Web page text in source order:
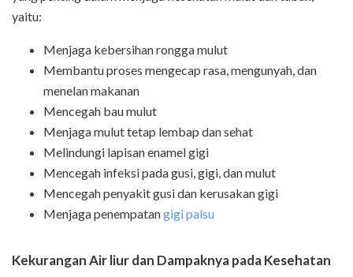
yaitu:
Menjaga kebersihan rongga mulut
Membantu proses mengecap rasa, mengunyah, dan
menelan makanan
Mencegah bau mulut
Menjaga mulut tetap lembap dan sehat
Melindungi lapisan enamel gigi
Mencegah infeksi pada gusi, gigi, dan mulut
Mencegah penyakit gusi dan kerusakan gigi
Menjaga penempatangigi palsu
Kekurangan Air liur dan Dampaknya pada Kesehatan